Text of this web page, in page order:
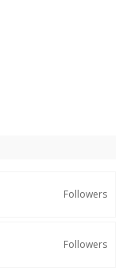
Followers
Followers